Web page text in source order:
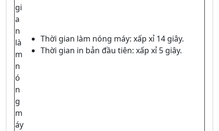
gi
a
n
là
m
n
ó
n
g
m
áy
Thời gian làm nóng máy: xấp xỉ 14 giây.
Thời gian in bản đầu tiên: xấp xỉ 5 giây.